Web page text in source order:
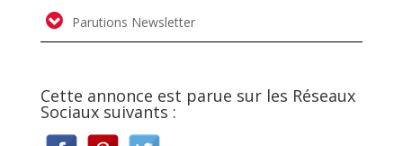
Parutions Newsletter
Cette annonce est parue sur les Réseaux
Sociaux suivants :